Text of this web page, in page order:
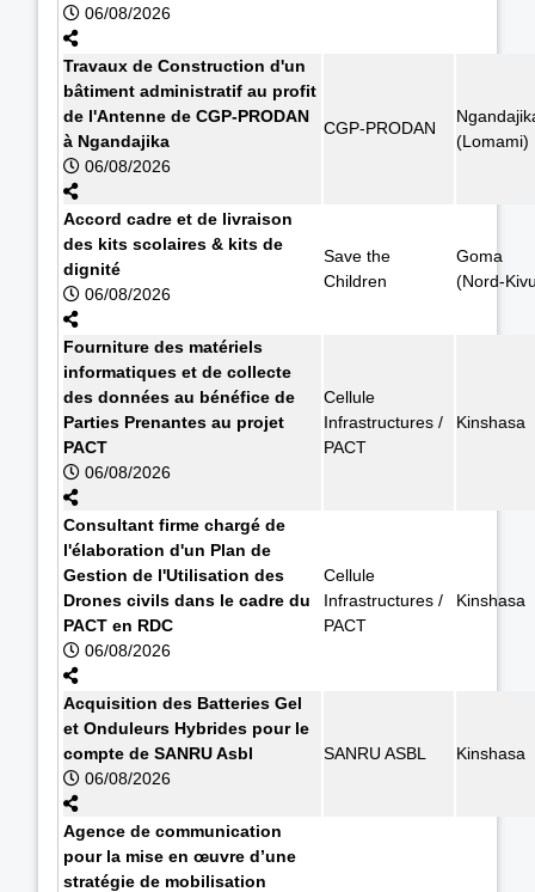
06/08/2026
Travaux de Construction d'un
bâtiment administratif au profit
de l'Antenne de CGP-PRODAN
à Ngandajika
06/08/2026
CGP-PRODAN
(Lomami)
Accord cadre et de livraison
des kits scolaires & kits de
dignité
06/08/2026
Save the
Children
Goma
(Nord-
Fourniture des matériels
informatiques et de collecte
des données au bénéfice de
Parties Prenantes au projet
PACT
06/08/2026
Cellule
Infrastructures /
PACT
Kinshasa
Consultant firme chargé de
l'élaboration d'un Plan de
Gestion de l'Utilisation des
Drones civils dans le cadre du
PACT en RDC
06/08/2026
Cellule
Infrastructures /
PACT
Kinshasa
Acquisition des Batteries Gel
et Onduleurs Hybrides pour le
compte de SANRU Asbl
06/08/2026
SANRU ASBL Kinshasa
Agence de communication
pour la mise en œuvre d’une
stratégie de mobilisation